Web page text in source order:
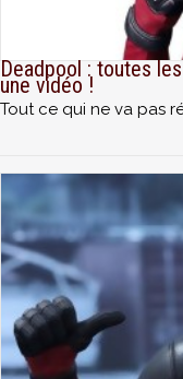
Deadpool : toutes
une vidéo !
Tout ce qui ne va pas